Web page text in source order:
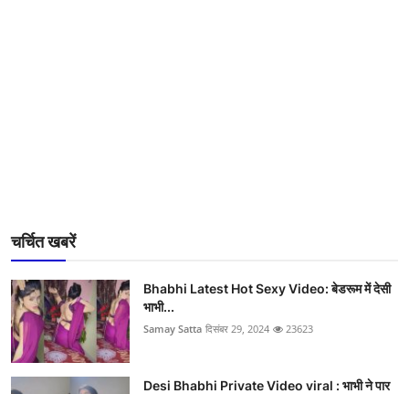
चर्चित खबरें
Bhabhi Latest Hot Sexy Video: बेडरूम में देसी
भाभी...
Samay Satta दिसंबर 29, 2024 23623
Desi Bhabhi Private Video viral : भाभी ने पार